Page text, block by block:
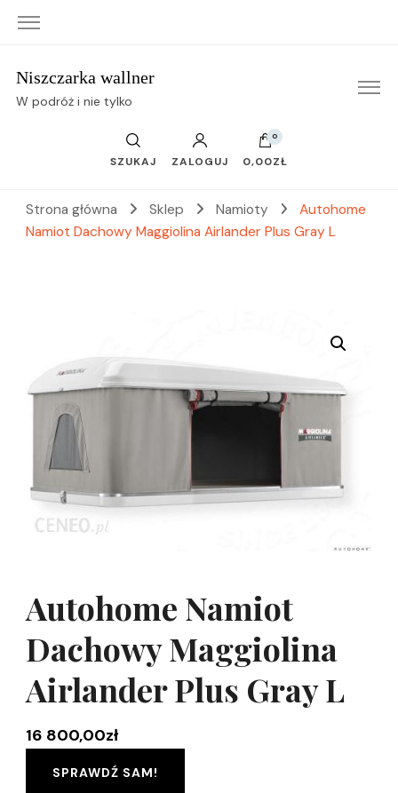
Niszczarka wallner
W podróż i nie tylko
SZUKAJ ZALOGUJ
0
0,00ZŁ
Strona główna Sklep Namioty
Autohome
Namiot Dachowy Maggiolina Airlander Plus Gray L
Autohome Namiot
Dachowy Maggiolina
Airlander Plus Gray L
16 800,00zł
SPRAWDŹ SAM!